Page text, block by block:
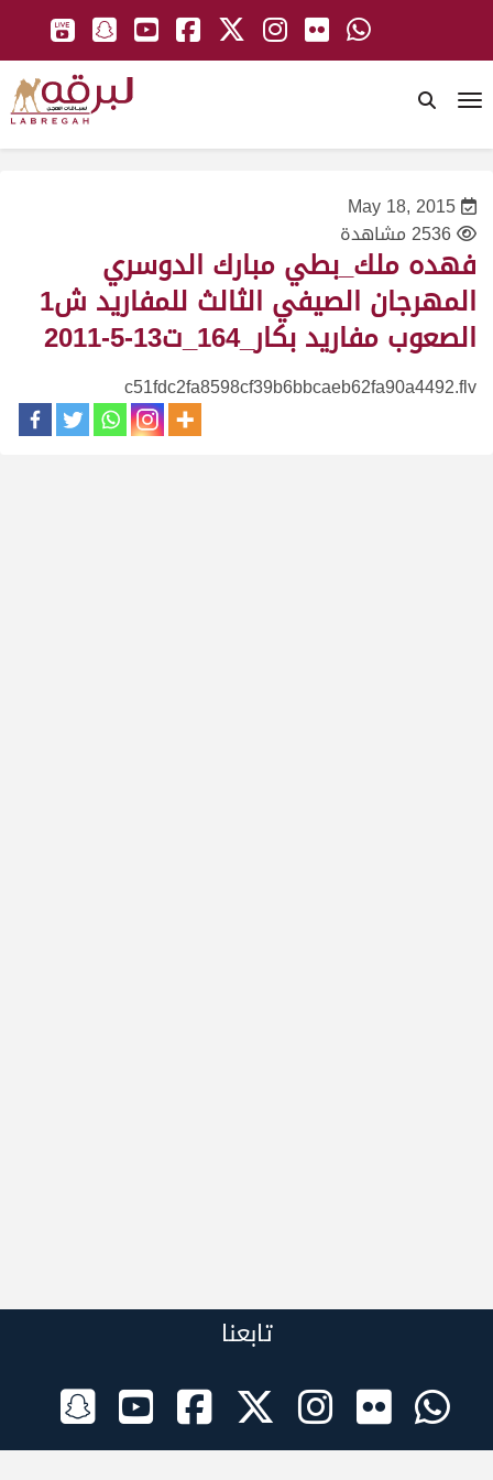
May 18, 2015
2536 مشاهدة
فهده ملك_بطي مبارك الدوسري
المهرجان الصيفي الثالث للمفاريد ش1
الصعوب مفاريد بكار_164_ت13-5-2011
c51fdc2fa8598cf39b6bbcaeb62fa90a4492.flv
تابعنا